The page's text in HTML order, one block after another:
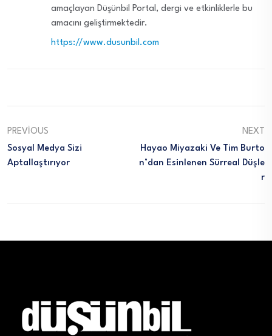
amaçlayan Düşünbil Portal, dergi ve etkinliklerle bu
amacını geliştirmektedir.
https://www.dusunbil.com
PREVIOUS
Sosyal Medya Sizi
Aptallaştırıyor
NEXT
Hayao Miyazaki Ve Tim Burto
N’dan Esinlenen Sürreal Düşle
R